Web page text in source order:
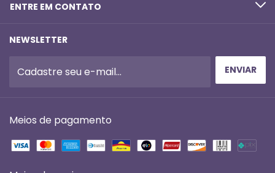
ENTRE EM CONTATO
NEWSLETTER
Meios de pagamento